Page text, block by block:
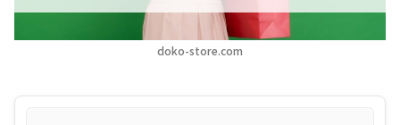
doko-store.com